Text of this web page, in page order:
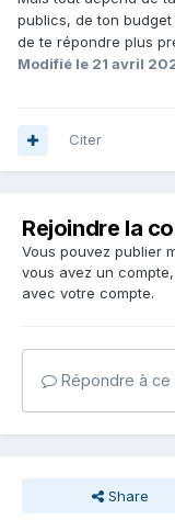
publics, de ton budget
de te répondre plus
Modifié le 21 avril
Citer
Rejoindre la
Vous pouvez publier
vous avez un compte,
avec votre compte.
Répondre à ce
Share